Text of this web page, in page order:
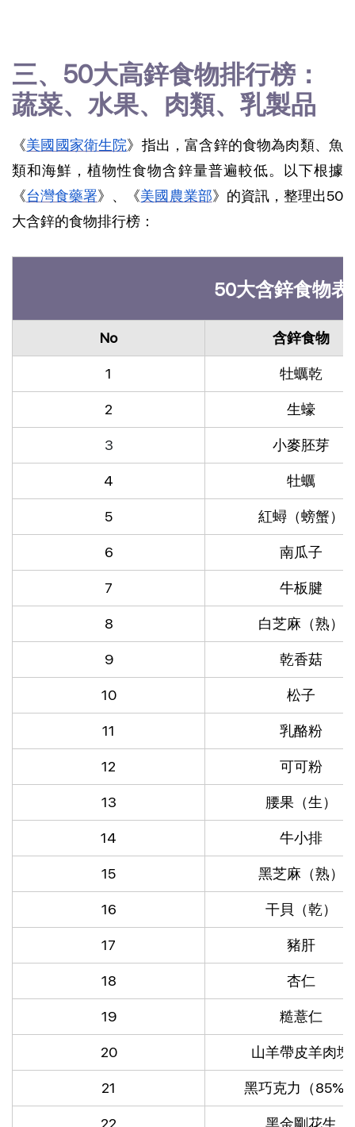
三、50大高鋅食物排行榜：
蔬菜、水果、肉類、乳製品
《美國國家衛生院》指出，富含鋅的食物為肉類、魚
類和海鮮，植物性食物含鋅量普遍較低。以下根據
《台灣食藥署》、《美國農業部》的資訊，整理出50
大含鋅的食物排行榜：
50大含鋅食物表
No 含鋅食物
1 牡蠣乾
2 生蠔
3 小麥胚芽
4 牡蠣
5 紅蟳（螃蟹）
6 南瓜子
7 牛板腱
8 白芝麻（熟）
9 乾香菇
10 松子
11 乳酪粉
12 可可粉
13 腰果（生）
14 牛小排
15 黑芝麻（熟）
16 干貝（乾）
17 豬肝
18 杏仁
19 糙薏仁
20 山羊帶皮羊肉塊
21 黑巧克力（85%